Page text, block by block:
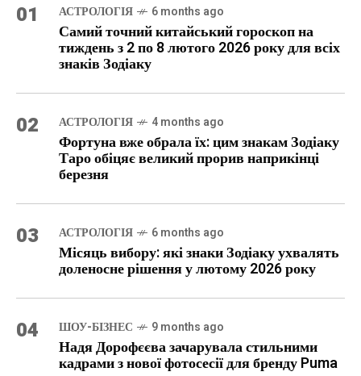
01 АСТРОЛОГІЯ 6 months ago
Самий точний китайський гороскоп на
тиждень з 2 по 8 лютого 2026 року для всіх
знаків Зодіаку
02 АСТРОЛОГІЯ 4 months ago
Фортуна вже обрала їх: цим знакам Зодіаку
Таро обіцяє великий прорив наприкінці
березня
03 АСТРОЛОГІЯ 6 months ago
Місяць вибору: які знаки Зодіаку ухвалять
доленосне рішення у лютому 2026 року
04 ШОУ-БІЗНЕС 9 months ago
Надя Дорофєєва зачарувала стильними
кадрами з нової фотосесії для бренду Puma